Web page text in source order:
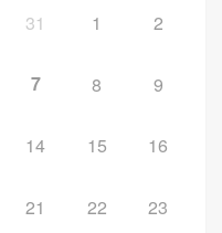
31 1 2
7 8 9
14 15 16
21 22 23